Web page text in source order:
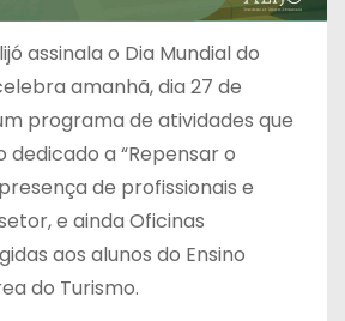
assinala o Dia Mundial do
amanhã, dia 27 de
programa de atividades que
dedicado a “Repensar o
de profissionais e
e ainda Oficinas
aos alunos do Ensino
do Turismo.